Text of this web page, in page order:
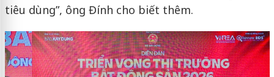
tiêu dùng”, ông Đính cho biết thêm.